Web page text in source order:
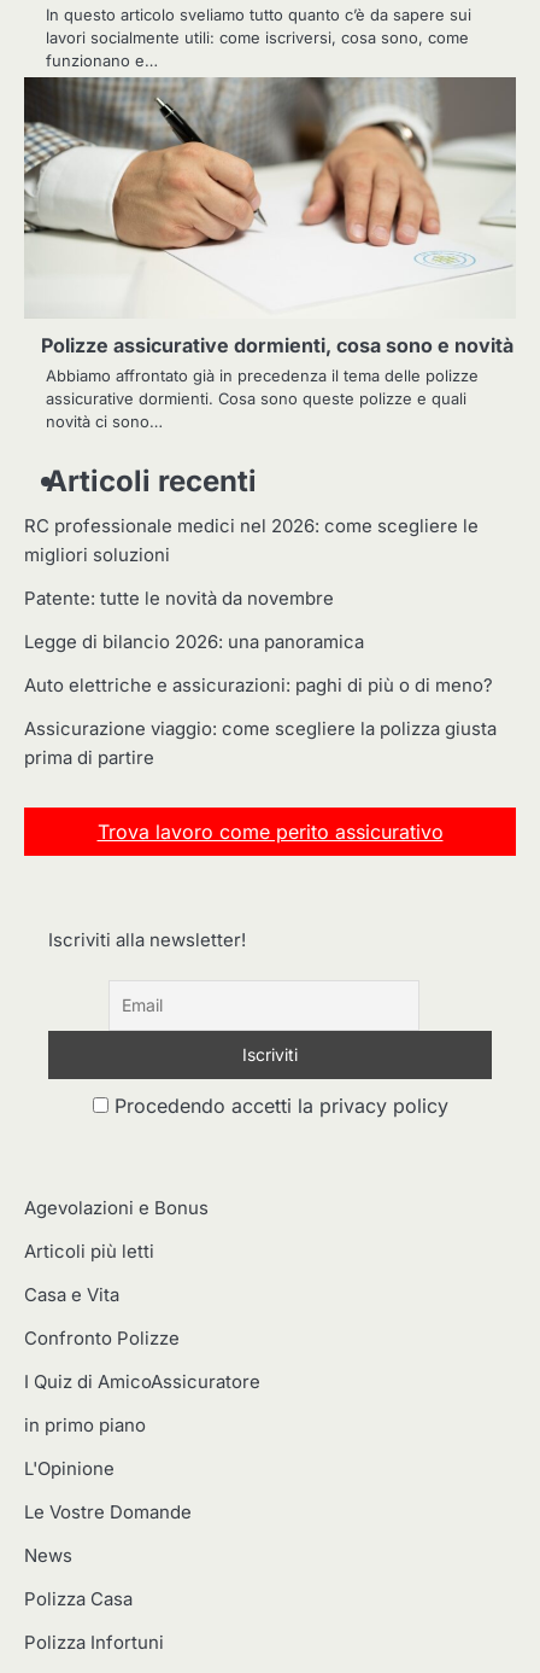
In questo articolo sveliamo tutto quanto c’è da sapere sui
lavori socialmente utili: come iscriversi, cosa sono, come
funzionano e…
Polizze assicurative dormienti, cosa sono e novità
Abbiamo affrontato già in precedenza il tema delle polizze
assicurative dormienti. Cosa sono queste polizze e quali
novità ci sono…
Articoli recenti
RC professionale medici nel 2026: come scegliere le
migliori soluzioni
Patente: tutte le novità da novembre
Legge di bilancio 2026: una panoramica
Auto elettriche e assicurazioni: paghi di più o di meno?
Assicurazione viaggio: come scegliere la polizza giusta
prima di partire
Trova lavoro come perito assicurativo
Iscriviti alla newsletter!
Procedendo accetti la privacy policy
Agevolazioni e Bonus
Articoli più letti
Casa e Vita
Confronto Polizze
I Quiz di AmicoAssicuratore
in primo piano
L'Opinione
Le Vostre Domande
News
Polizza Casa
Polizza Infortuni